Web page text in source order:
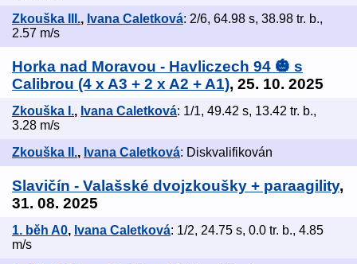
Zkouška III., Ivana Caletková: 2/6, 64.98 s, 38.98 tr. b.,
2.57 m/s
Horka nad Moravou - Havliczech 94 🎃 s
Calibrou (4 x A3 + 2 x A2 + A1), 25. 10. 2025
Zkouška I., Ivana Caletková: 1/1, 49.42 s, 13.42 tr. b.,
3.28 m/s
Zkouška II., Ivana Caletková: Diskvalifikován
Slavičín - Valašské dvojzkoušky + paraagility,
31. 08. 2025
1. běh A0, Ivana Caletková: 1/2, 24.75 s, 0.0 tr. b., 4.85
m/s